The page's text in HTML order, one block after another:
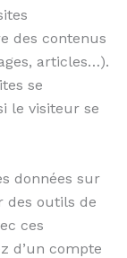
des contenus
articles…).
se
le visiteur se
données sur
des outils de
ces
d’un compte